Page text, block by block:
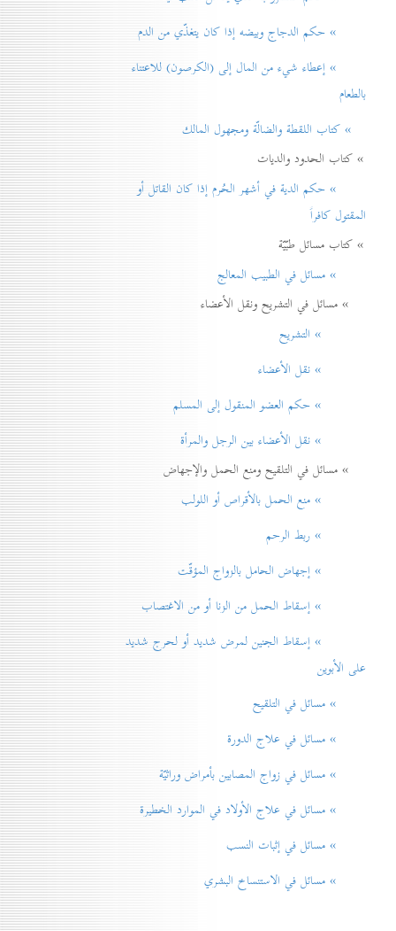
» حكم الدجاج وبيضه إذا كان يتغذّي من الدم
» إعطاء شيء من المال إلی (الكرصون) للاعتناء
بالطعام
» كتاب اللقطة والضالّة ومجهول المالك
» كتاب الحدود والديات
» حكم الدية في أشهر الحُرم إذا كان القاتل أو
المقتول كافراً
» كتاب مسائل طبّيّة
» مسائل في الطبيب المعالج
» مسائل في التشريح ونقل الأعضاء
» التشريح
» نقل الأعضاء
» حكم العضو المنقول إلی المسلم
» نقل الأعضاء بين الرجل والمرأة
» مسائل في التلقيح ومنع الحمل والإجهاض
» منع الحمل بالأقراص أو اللولب
» ربط الرحم
» إجهاض الحامل بالزواج المؤقّت
» إسقاط الحمل من الزنا أو من الاغتصاب
» إسقاط الجنين لمرض شديد أو لحرج شديد
على الأبوين
» مسائل في التلقيح
» مسائل في علاج الدورة
» مسائل في زواج المصابين بأمراض وراثيّة
» مسائل في علاج الأولاد في الموارد الخطيرة
» مسائل في إثبات النسب
» مسائل في الاستنساخ البشري